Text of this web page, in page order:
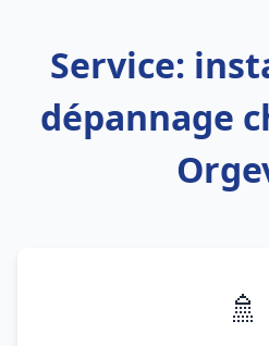
Service:
dépannage
🚿